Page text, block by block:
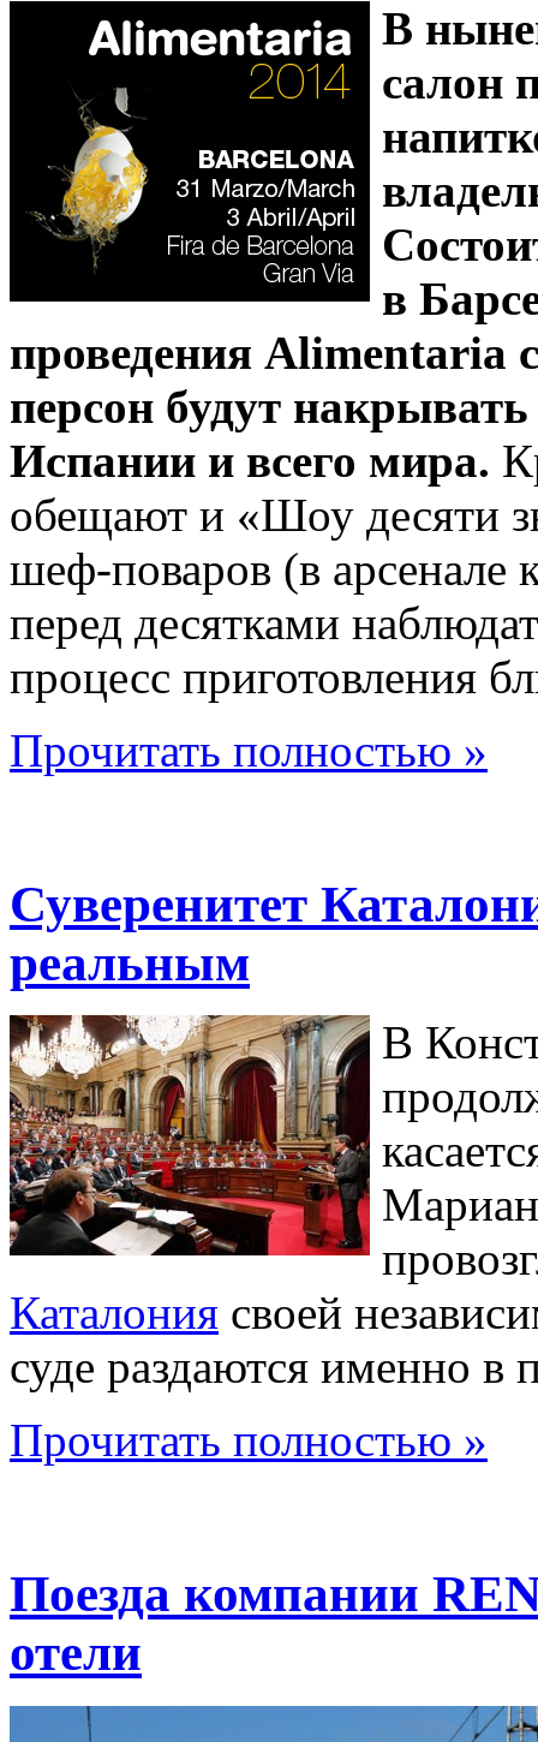
В
салон
в
проведения Alimentaria
персон будут
Испании и всего мира.
обещают и «Шоу десяти
шеф-поваров (в
перед десятками
процесс приготовления
Прочитать полностью »
Суверенитет
реальным
В
Каталония своей
суде раздаются именно в
Прочитать полностью »
Поезда компании
отели